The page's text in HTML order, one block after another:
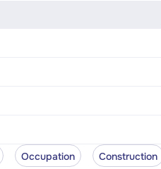
Occupation Construction